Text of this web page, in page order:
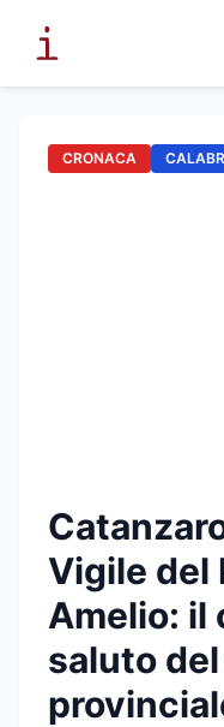
CRONACA
Vigile del
Amelio: il
saluto